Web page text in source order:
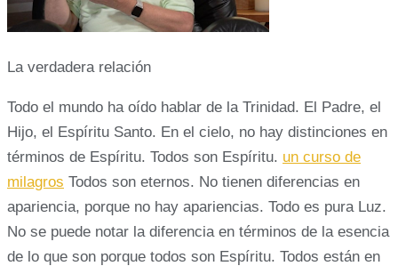
La verdadera relación
Todo el mundo ha oído hablar de la Trinidad. El Padre, el
Hijo, el Espíritu Santo. En el cielo, no hay distinciones en
términos de Espíritu. Todos son Espíritu. un curso de
milagros Todos son eternos. No tienen diferencias en
apariencia, porque no hay apariencias. Todo es pura Luz.
No se puede notar la diferencia en términos de la esencia
de lo que son porque todos son Espíritu. Todos están en